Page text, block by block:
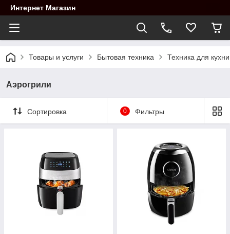
Интернет Магазин
Товары и услуги Бытовая техника Техника для кухни
Аэрогрили
Сортировка 0 Фильтры